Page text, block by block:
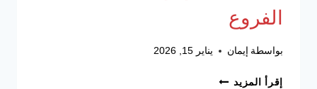
الفروع
بواسطة إيمان يناير 15, 2026
إقرأ المزيد البيك